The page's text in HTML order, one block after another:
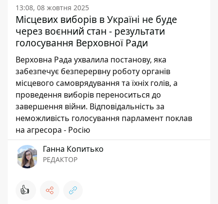
13:08, 08 жовтня 2025
Місцевих виборів в Україні не буде
через воєнний стан - результати
голосування Верховної Ради
Верховна Рада ухвалила постанову, яка
забезпечує безперервну роботу органів
місцевого самоврядування та їхніх голів, а
проведення виборів переноситься до
завершення війни. Відповідальність за
неможливість голосування парламент поклав
на агресора - Росію
Ганна Копитько
РЕДАКТОР
👍